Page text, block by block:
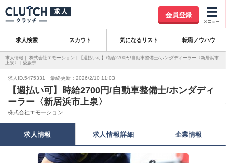
会員登録
求人検索 スカウト 気になるリスト 転職ノウハウ
求人情報｜ 株式会社エモーション | 【週払い可】時給2700円/自動車整備士/ホンダディーラー〈新居浜市
上泉〉 | 愛媛県
求人ID.5475331 最終更新：2026/2/10 11:03
【週払い可】時給2700円/自動車整備士/ホンダディ
ーラー〈新居浜市上泉〉
株式会社エモーション
求人情報 求人情報詳細 企業情報